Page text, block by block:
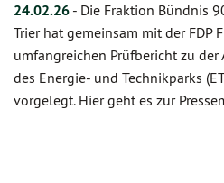
24.02.26 - Die Fraktion Bündnis
Trier hat gemeinsam mit der FDP
umfangreichen Prüfbericht zu
des Energie- und Technikparks
vorgelegt. Hier geht es zur